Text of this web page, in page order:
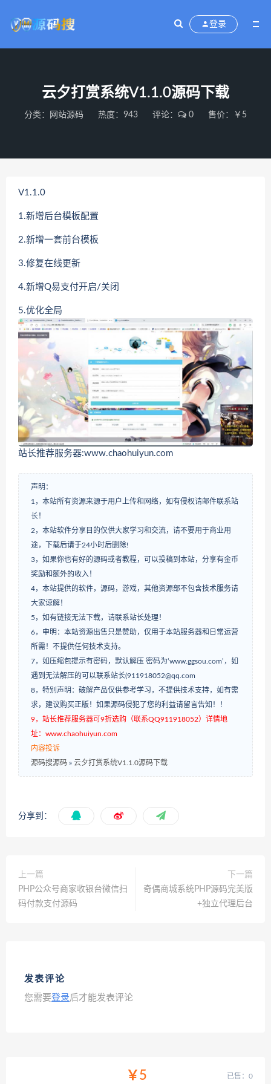
登录
云夕打赏系统V1.1.0源码下载
分类： 网站源码 热度：943 评论： 0 售价：￥5
V1.1.0
1.新增后台模板配置
2.新增一套前台模板
3.修复在线更新
4.新增Q易支付开启/关闭
5.优化全局
站长推荐服务器:www.chaohuiyun.com
声明：
1，本站所有资源来源于用户上传和网络，如有侵权请邮件联系站
长！
2，本站软件分享目的仅供大家学习和交流，请不要用于商业用
途，下载后请于24小时后删除!
3，如果你也有好的源码或者教程，可以投稿到本站，分享有金币
奖励和额外的收入！
4，本站提供的软件，源码，游戏，其他资源部不包含技术服务请
大家谅解！
5，如有链接无法下载，请联系站长处理！
6，申明：本站资源出售只是赞助，仅用于本站服务器和日常运营
所需！不提供任何技术支持。
7，如压缩包提示有密码，默认解压 密码为‘www.ggsou.com’，如
遇到无法解压的可以联系站长(911918052@qq.com
8，特别声明：破解产品仅供参考学习，不提供技术支持，如有需
求，建议购买正版！如果源码侵犯了您的利益请留言告知！！
9，站长推荐服务器可9折选购（联系QQ911918052）详情地
址：www.chaohuiyun.com
内容投诉
源码搜源码 » 云夕打赏系统V1.1.0源码下载
分享到：
上一篇
PHP公众号商家收银台微信扫
码付款支付源码
下一篇
奇偶商城系统PHP源码完美版
+独立代理后台
发表评论
您需要登录后才能发表评论
￥5 已售：0